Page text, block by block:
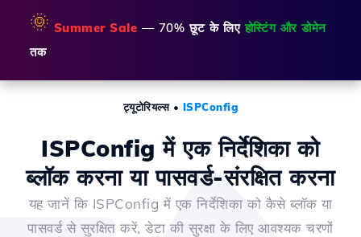
🌞 Summer Sale — 70% छूट के लिएहोस्टिंग और डोमेन
तक
ट्यूटोरियल्स• ISPConfig
ISPConfig में एक निर्देशिका को
ब्लॉक करना या पासवर्ड-संरक्षित करना
यह जानें कि ISPConfig में एक निर्देशिका को कैसे ब्लॉक या
पासवर्ड से सुरक्षित करें, डेटा की सुरक्षा के लिए आवश्यक चरणों